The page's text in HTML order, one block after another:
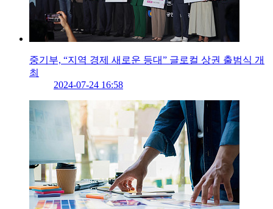
중기부, “지역 경제 새로운 등대” 글로컬 상권 출범식 개
최
2024-07-24 16:58